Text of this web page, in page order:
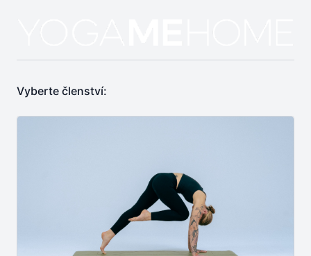
Vyberte členství: